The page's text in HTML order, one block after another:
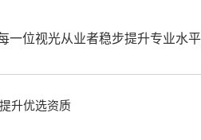
位视光从业者稳步提升专业水平
升优选资质